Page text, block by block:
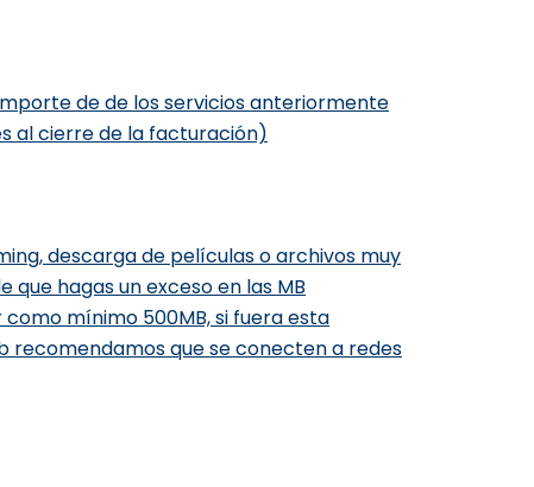
importe de de los servicios anteriormente
al cierre de la facturación)
descarga de películas o archivos muy
hagas un exceso en las MB
mínimo 500MB, si fuera esta
recomendamos que se conecten a redes